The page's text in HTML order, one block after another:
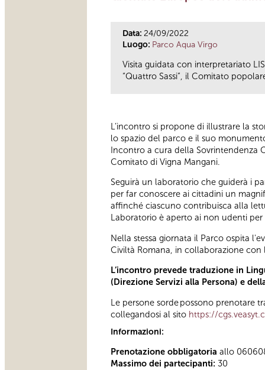
Data: 24/09/2022
Luogo: Parco Aqua Virgo
Visita guidata con interpretariato
“Quattro Sassi”, il Comitato
L’incontro si propone di illustrare la
lo spazio del parco e il suo
Incontro a cura della Sovrintendenza
Comitato di Vigna Mangani.
Seguirà un laboratorio che guiderà i
per far conoscere ai cittadini un
affinché ciascuno contribuisca alla
Laboratorio è aperto ai non udenti
Nella stessa giornata il Parco ospita
Civiltà Romana, in collaborazione con
L’incontro prevede traduzione in
(Direzione Servizi alla Persona) e
Le persone sorde possono prenotare
collegandosi al sito https://
Informazioni:
Prenotazione obbligatoria allo
Massimo dei partecipanti: 30